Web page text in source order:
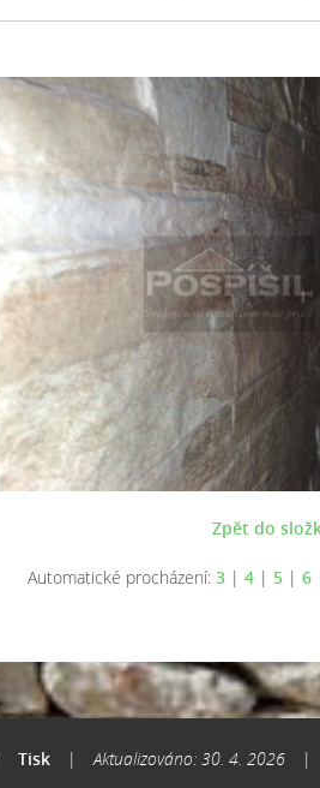
Zpět do
Automatické procházení: 3| 4| 5| 6|
Tisk | Aktualizováno: 30. 4. 2026 |